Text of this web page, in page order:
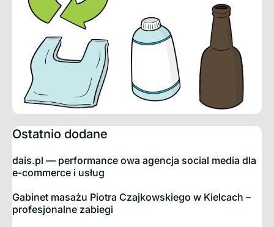
Ostatnio dodane
dais.pl — performance owa agencja social media dla
e-commerce i usług
Gabinet masażu Piotra Czajkowskiego w Kielcach –
profesjonalne zabiegi